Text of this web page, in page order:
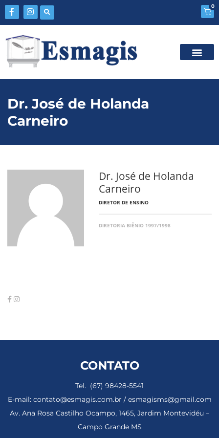
0
Dr. José de Holanda
Carneiro
Dr. José de Holanda
Carneiro
DIRETOR DE ENSINO
DIRETORIA BIÊNIO 1997/1998
CONTATO
Tel. (67) 98428-5541
E-mail: contato@esmagis.com.br / esmagisms@gmail.com
Av. Ana Rosa Castilho Ocampo, 1465, Jardim Montevidéu –
Campo Grande MS